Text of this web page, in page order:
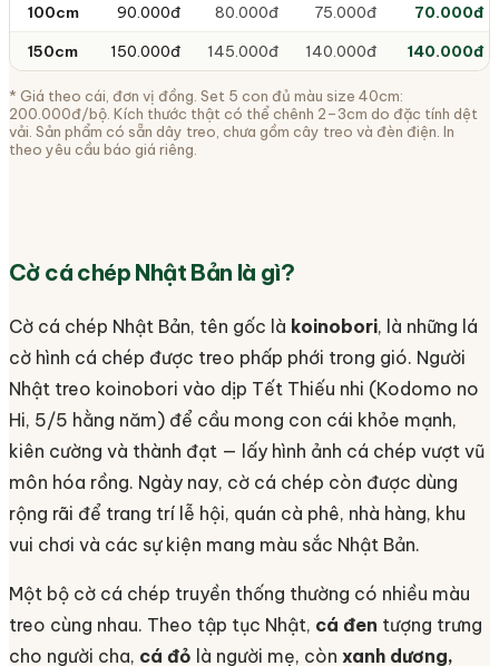
100cm
90.000đ 80.000đ 75.000đ
70.000đ
150cm
150.000đ 145.000đ 140.000đ 140.000đ
* Giá theo cái, đơn vị đồng. Set 5 con đủ màu size 40cm:
200.000đ/bộ. Kích thước thật có thể chênh 2–3cm do đặc tính dệt
vải. Sản phẩm có sẵn dây treo, chưa gồm cây treo và đèn điện. In
theo yêu cầu báo giá riêng.
Cờ cá chép Nhật Bản là gì?
Cờ cá chép Nhật Bản, tên gốc là koinobori, là những lá
cờ hình cá chép được treo phấp phới trong gió. Người
Nhật treo koinobori vào dịp Tết Thiếu nhi (Kodomo no
Hi, 5/5 hằng năm) để cầu mong con cái khỏe mạnh,
kiên cường và thành đạt — lấy hình ảnh cá chép vượt vũ
môn hóa rồng. Ngày nay, cờ cá chép còn được dùng
rộng rãi để trang trí lễ hội, quán cà phê, nhà hàng, khu
vui chơi và các sự kiện mang màu sắc Nhật Bản.
Một bộ cờ cá chép truyền thống thường có nhiều màu
treo cùng nhau. Theo tập tục Nhật, cá đen tượng trưng
cho người cha, cá đỏ là người mẹ, còn xanh dương,